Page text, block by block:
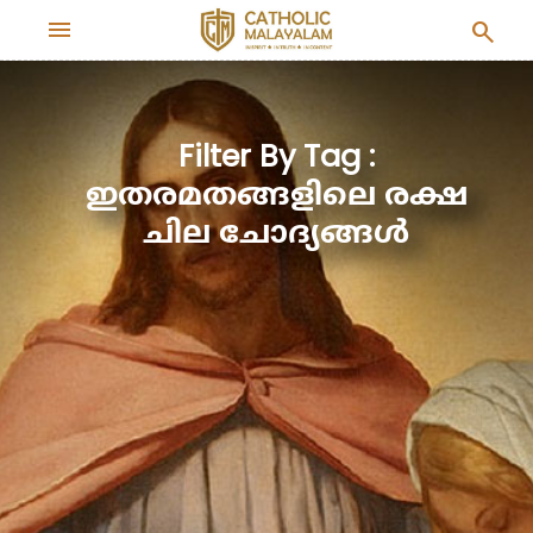
menu search
Filter By Tag :
ഇതരമതങ്ങളിലെ രക്ഷ
ചില ചോദ്യങ്ങൾ